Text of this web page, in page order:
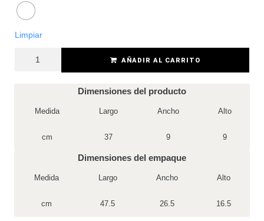
Limpiar
AÑADIR AL CARRITO
Dimensiones del producto
Medida Largo Ancho Alto
cm 37 9 9
Dimensiones del empaque
Medida Largo Ancho Alto
cm 47.5 26.5 16.5